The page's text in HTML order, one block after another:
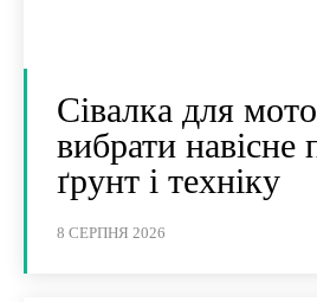
Сівалка для
вибрати навісне
ґрунт і техніку
8 СЕРПНЯ 2026